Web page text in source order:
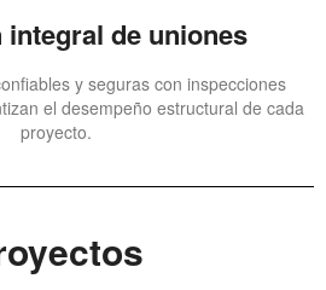
integral de uniones
y seguras con inspecciones
el desempeño estructural de cada
proyecto.